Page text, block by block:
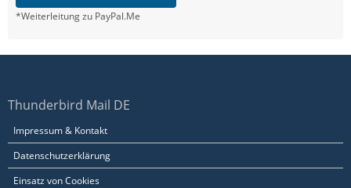
*Weiterleitung zu PayPal.Me
Thunderbird Mail DE
Impressum & Kontakt
Datenschutzerklärung
Einsatz von Cookies